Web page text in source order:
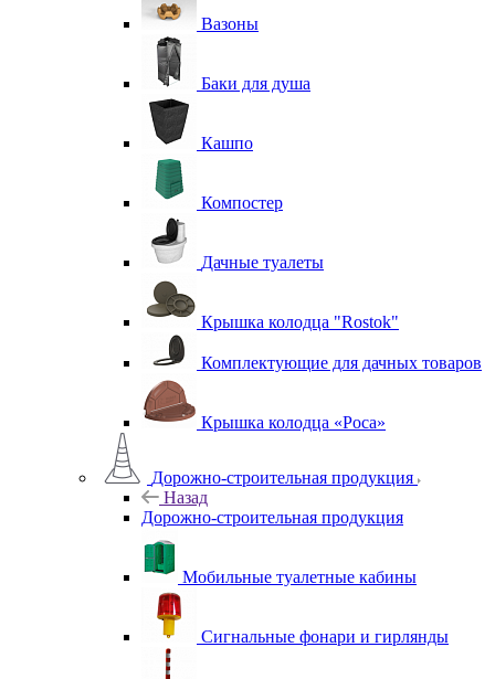
Вазоны
Баки для душа
Кашпо
Компостер
Дачные туалеты
Крышка колодца "Rostok"
Комплектующие для дачных товаров
Крышка колодца «Роса»
Дорожно-строительная продукция
Назад
Дорожно-строительная продукция
Мобильные туалетные кабины
Сигнальные фонари и гирлянды